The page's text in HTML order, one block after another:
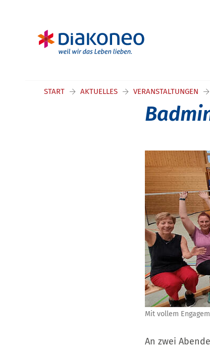
START AKTUELLES VERANSTALTUNGEN
Mit vollem
An zwei